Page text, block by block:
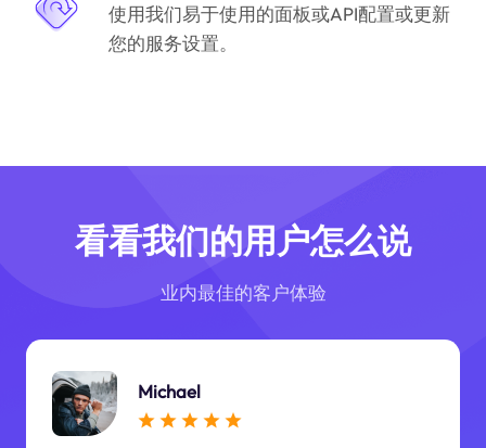
使用我们易于使用的面板或API配置或更新
您的服务设置。
看看我们的用户怎么说
业内最佳的客户体验
Michael